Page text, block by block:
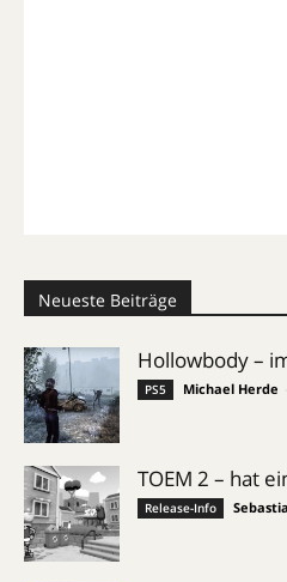
Neueste Beiträge
Hollowbody –
PS5 Michael Herde
TOEM 2 – hat
Release-Info